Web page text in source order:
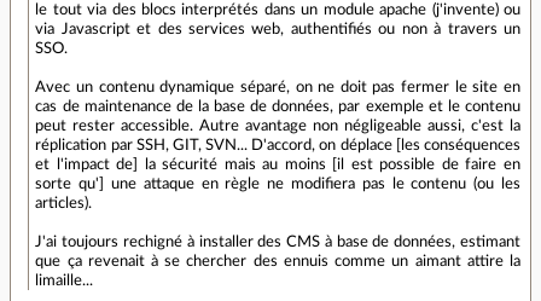
le tout via des blocs interprétés dans un module apache (j'invente) ou
via Javascript et des services web, authentifiés ou non à travers un
SSO.
Avec un contenu dynamique séparé, on ne doit pas fermer le site en
cas de maintenance de la base de données, par exemple et le contenu
peut rester accessible. Autre avantage non négligeable aussi, c'est la
réplication par SSH, GIT, SVN... D'accord, on déplace [les conséquences
et l'impact de] la sécurité mais au moins [il est possible de faire en
sorte qu'] une attaque en règle ne modifiera pas le contenu (ou les
articles).
J'ai toujours rechigné à installer des CMS à base de données, estimant
que ça revenait à se chercher des ennuis comme un aimant attire la
limaille...